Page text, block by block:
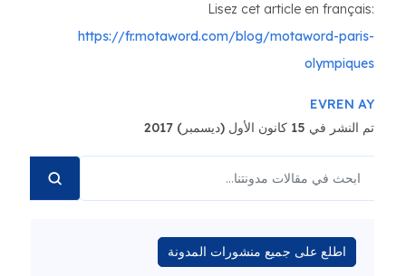
Lisez cet article en français:
https://fr.motaword.com/blog/motaword-paris-
olympiques
EVREN AY
تم النشر في 15 كانون الأول (ديسمبر) 2017
اطلع على جميع منشورات المدونة